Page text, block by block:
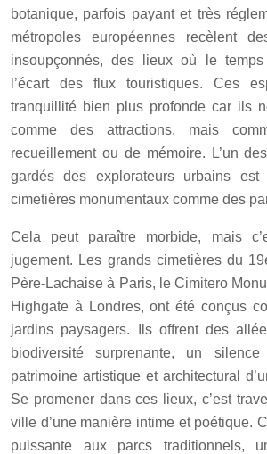
botanique, parfois payant et très
métropoles européennes recèlent
insoupçonnés, des lieux où le
l’écart des flux touristiques. Ces
tranquillité bien plus profonde car ils
comme des attractions, mais
recueillement ou de mémoire. L’un
gardés des explorateurs urbains
cimetières monumentaux comme des
Cela peut paraître morbide, mais
jugement. Les grands cimetières du
Père-Lachaise à Paris, le Cimitero
Highgate à Londres, ont été conçus
jardins paysagers. Ils offrent des
biodiversité surprenante, un
patrimoine artistique et architectural
Se promener dans ces lieux, c’est
ville d’une manière intime et poétique.
puissante aux parcs traditionnels,